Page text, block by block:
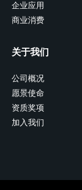
企业应用
商业消费
关于我们
公司概况
愿景使命
资质奖项
加入我们